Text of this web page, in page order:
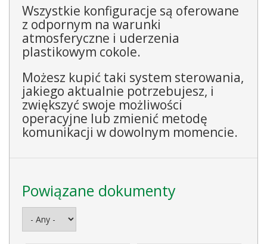
Wszystkie konfiguracje są oferowane
z odpornym na warunki
atmosferyczne i uderzenia
plastikowym cokole.
Możesz kupić taki system sterowania,
jakiego aktualnie potrzebujesz, i
zwiększyć swoje możliwości
operacyjne lub zmienić metodę
komunikacji w dowolnym momencie.
Powiązane dokumenty